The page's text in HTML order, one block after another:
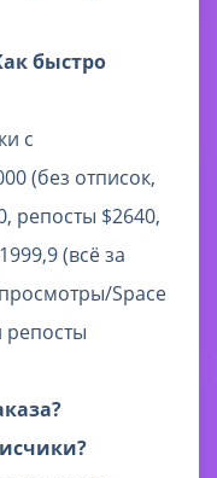
быстро
с
(без отписок,
репосты $2640,
(всё за
Space
репосты